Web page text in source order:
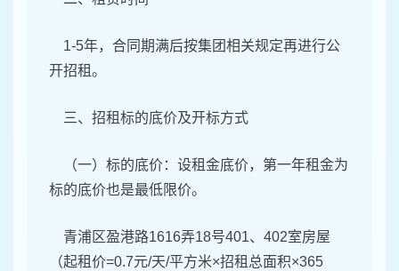
1-5年，合同期满后按集团相关规定再进行公
开招租。
三、招租标的底价及开标方式
（一）标的底价：设租金底价，第一年租金为
标的底价也是最低限价。
青浦区盈港路1616弄18号401、402室房屋
（起租价=0.7元/天/平方米×招租总面积×365